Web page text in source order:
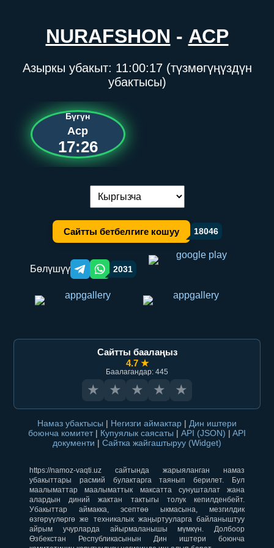
NURAFSHON - АСР
Азыркы убакыт: 11:00:17(түзмөгүңүздүн
убактысы)
Бүгүн
Аср
17:26
Тилди алмаштыруу:
Сайтты бетбелгиге кошуу 18046
Бөлүшүү Telegram orqali ulashish
WhatsApp orqali ulashish
2031
Сайтты баалаңыз
4.7 ★
Баалагандар: 445
★ ★ ★ ★ ★
Намаз убактысы | Негизги аймактар | Дин иштери
боюнча комитет | Купуялык саясаты | API (JSON) | API
документи | Сайтка жайгаштыруу (Widget)
https://namoz-vaqti.uz сайтында жарыяланган намаз
убакыттары расмий булактарга таянып берилет. Бул
маалыматтар маалыматтык максатта сунушталат жана
алардын диний жактан тактыгы толук кепилденбейт.
Убакыттар аймакка, эсептөө ыкмасына, мезгилдик
өзгөрүүлөргө же техникалык жаңыртууларга байланыштуу
айрым учурларда айырмаланышы мүмкүн. Долбоор
Өзбекстан Республикасынын Дин иштери боюнча